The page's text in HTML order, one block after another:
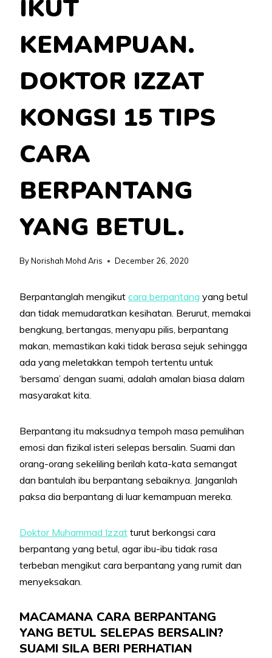
IKUT
KEMAMPUAN.
DOKTOR IZZAT
KONGSI 15 TIPS
CARA
BERPANTANG
YANG BETUL.
ByNorishah Mohd Aris December 26, 2020
Berpantanglah mengikut cara berpantang yang betul
dan tidak memudaratkan kesihatan. Berurut, memakai
bengkung, bertangas, menyapu pilis, berpantang
makan, memastikan kaki tidak berasa sejuk sehingga
ada yang meletakkan tempoh tertentu untuk
‘bersama’ dengan suami, adalah amalan biasa dalam
masyarakat kita.
Berpantang itu maksudnya tempoh masa pemulihan
emosi dan fizikal isteri selepas bersalin. Suami dan
orang-orang sekeliling berilah kata-kata semangat
dan bantulah ibu berpantang sebaiknya. Janganlah
paksa dia berpantang di luar kemampuan mereka.
Doktor Muhammad Izzat turut berkongsi cara
berpantang yang betul, agar ibu-ibu tidak rasa
terbeban mengikut cara berpantang yang rumit dan
menyeksakan.
MACAMANA CARA BERPANTANG
YANG BETUL SELEPAS BERSALIN?
SUAMI SILA BERI PERHATIAN